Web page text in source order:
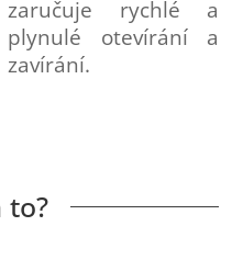
zaručuje rychlé a
plynulé otevírání a
zavírání.
to?